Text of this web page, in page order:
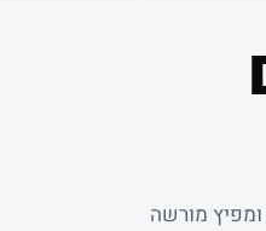
מורשה